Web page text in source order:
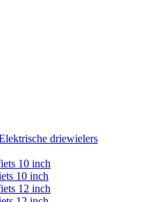
driewielers
10 inch
10 inch
12 inch